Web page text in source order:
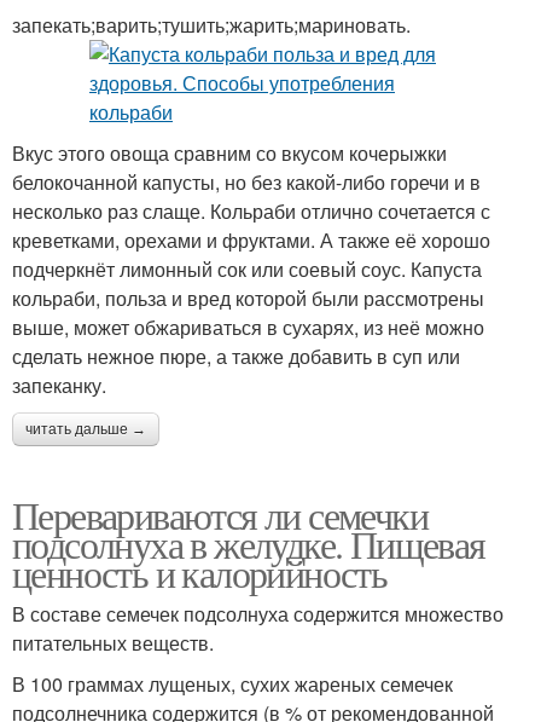
запекать;варить;тушить;жарить;мариновать.
Вкус этого овоща сравним со вкусом кочерыжки
белокочанной капусты, но без какой-либо горечи и в
несколько раз слаще. Кольраби отлично сочетается с
креветками, орехами и фруктами. А также её хорошо
подчеркнёт лимонный сок или соевый соус. Капуста
кольраби, польза и вред которой были рассмотрены
выше, может обжариваться в сухарях, из неё можно
сделать нежное пюре, а также добавить в суп или
запеканку.
читать дальше →
Перевариваются ли семечки
подсолнуха в желудке. Пищевая
ценность и калорийность
В составе семечек подсолнуха содержится множество
питательных веществ.
В 100 граммах лущеных, сухих жареных семечек
подсолнечника содержится (в % от рекомендованной